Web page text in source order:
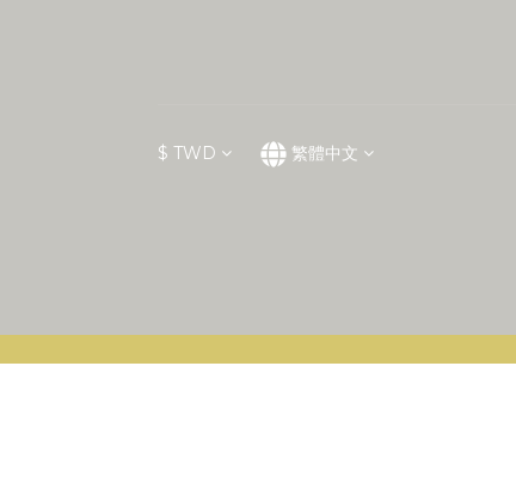
$ TWD 繁體中文